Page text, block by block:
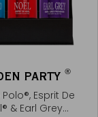
PARTY®
Esprit De
& Earl Grey